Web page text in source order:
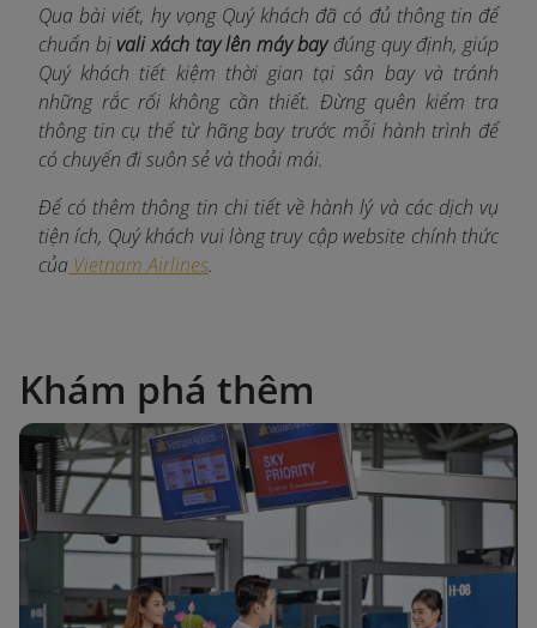
Qua bài viết, hy vọng Quý khách đã có đủ thông tin để
chuẩn bị vali xách tay lên máy bayđúng quy định, giúp
Quý khách tiết kiệm thời gian tại sân bay và tránh
những rắc rối không cần thiết. Đừng quên kiểm tra
thông tin cụ thể từ hãng bay trước mỗi hành trình để
có chuyến đi suôn sẻ và thoải mái.
Để có thêm thông tin chi tiết về hành lý và các dịch vụ
tiện ích, Quý khách vui lòng truy cập website chính thức
của Vietnam Airlines.
Khám phá thêm